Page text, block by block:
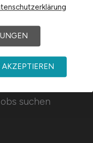
suchen
AKZEPTIEREN